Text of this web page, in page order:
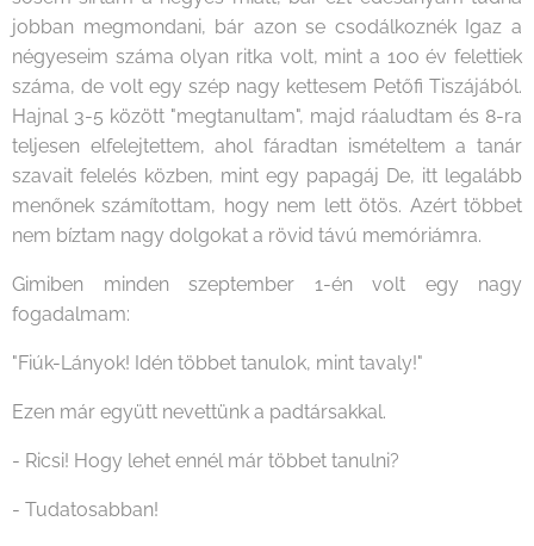
jobban megmondani, bár azon se csodálkoznék Igaz a
négyeseim száma olyan ritka volt, mint a 100 év felettiek
száma, de volt egy szép nagy kettesem Petőfi Tiszájából.
Hajnal 3-5 között "megtanultam", majd ráaludtam és 8-ra
teljesen elfelejtettem, ahol fáradtan ismételtem a tanár
szavait felelés közben, mint egy papagáj De, itt legalább
menőnek számítottam, hogy nem lett ötös. Azért többet
nem bíztam nagy dolgokat a rövid távú memóriámra.
Gimiben minden szeptember 1-én volt egy nagy
fogadalmam:
"Fiúk-Lányok! Idén többet tanulok, mint tavaly!"
Ezen már együtt nevettünk a padtársakkal.
- Ricsi! Hogy lehet ennél már többet tanulni?
- Tudatosabban!